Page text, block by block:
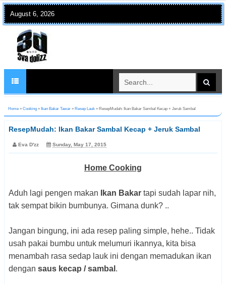
August 6, 2026
Home » Cooking » Ikan Bakar Tawar » Resep Lauk » ResepMudah: Ikan Bakar Sambal Kecap + Jeruk Sambal
ResepMudah: Ikan Bakar Sambal Kecap + Jeruk Sambal
Eva D'zz Sunday, May 17, 2015
Home Cooking
Aduh lagi pengen makan Ikan Bakar tapi sudah lapar nih,
tak sempat bikin bumbunya. Gimana dunk? ..
Jangan bingung, ini ada resep paling simple, hehe.. Tidak
usah pakai bumbu untuk melumuri ikannya, kita bisa
menambah rasa sedap lauk ini dengan memadukan ikan
dengan saus kecap / sambal .